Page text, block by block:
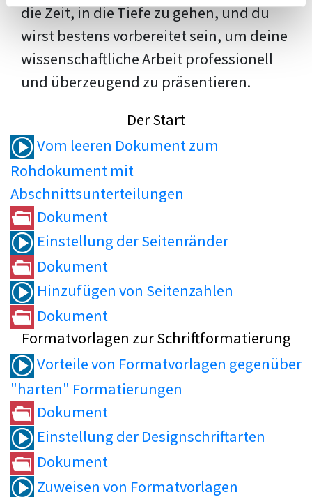
die Zeit, in die Tiefe zu gehen, und du
wirst bestens vorbereitet sein, um deine
wissenschaftliche Arbeit professionell
und überzeugend zu präsentieren.
Der Start
Vom leeren Dokument zum
Rohdokument mit
Abschnittsunterteilungen
Dokument
Einstellung der Seitenränder
Dokument
Hinzufügen von Seitenzahlen
Dokument
Formatvorlagen zur Schriftformatierung
Vorteile von Formatvorlagen gegenüber
"harten" Formatierungen
Dokument
Einstellung der Designschriftarten
Dokument
Zuweisen von Formatvorlagen